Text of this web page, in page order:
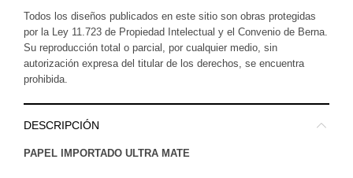
Todos los diseños publicados en este sitio son obras protegidas
por la Ley 11.723 de Propiedad Intelectual y el Convenio de Berna.
Su reproducción total o parcial, por cualquier medio, sin
autorización expresa del titular de los derechos, se encuentra
prohibida.
DESCRIPCIÓN
PAPEL IMPORTADO ULTRA MATE